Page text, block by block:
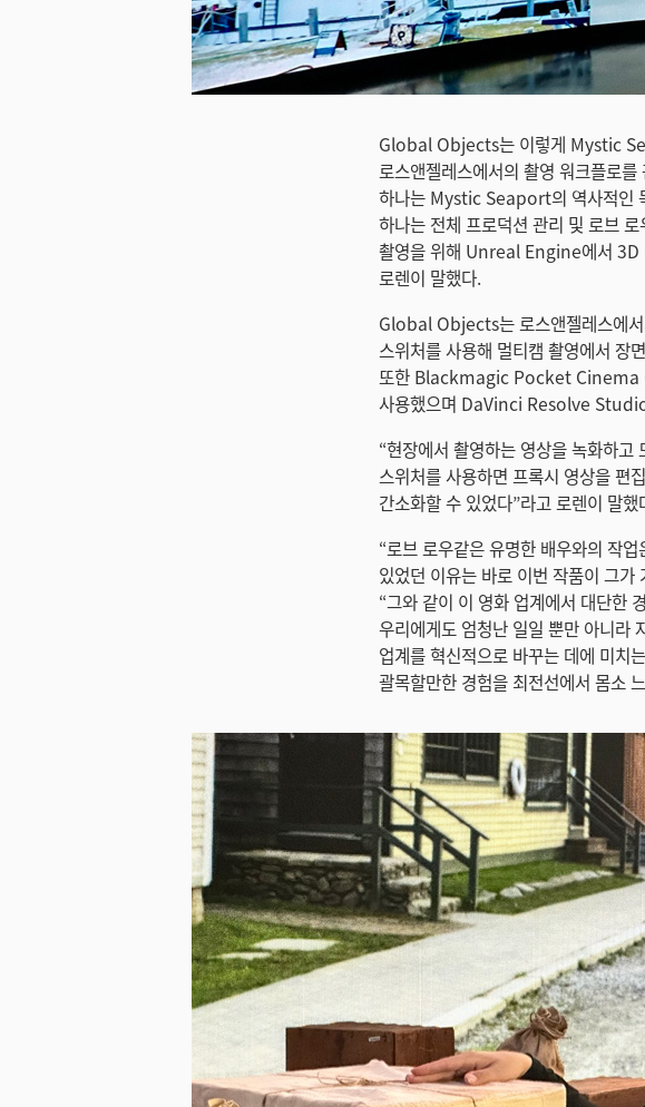
Global Objects는 이렇게 Mystic
로스앤젤레스에서의 촬영 워크플로
하나는 Mystic Seaport의 역사적인
하나는 전체 프로덕션 관리 및 로브
촬영을 위해 Unreal Engine에서 3D
로렌이 말했다.
Global Objects는 로스앤젤레스에
스위처를 사용해 멀티캠 촬영에서 장
또한 Blackmagic Pocket Cinema
사용했으며 DaVinci Resolve Studio
“현장에서 촬영하는 영상을 녹화하
스위처를 사용하면 프록시 영상을 편
간소화할 수 있었다”라고 로렌이 말했
“로브 로우같은 유명한 배우와의 작
있었던 이유는 바로 이번 작품이 그
“그와 같이 이 영화 업계에서 대단한
우리에게도 엄청난 일일 뿐만 아니라
업계를 혁신적으로 바꾸는 데에 미치
괄목할만한 경험을 최전선에서 몸소